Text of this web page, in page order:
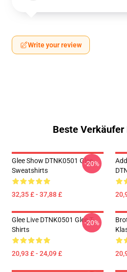
Write your review
Beste Verkäufer
Glee Show DTNK0501 Glee
Sweatshirts
32,35 £ - 37,88 £
-20%
Glee Live DTNK0501 Glee T-
Shirts
20,93 £ - 24,09 £
-20%